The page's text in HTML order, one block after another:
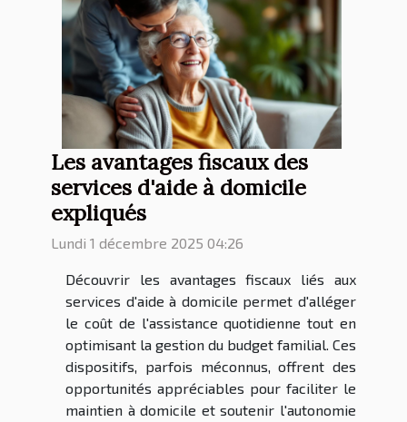
Les avantages fiscaux des
services d'aide à domicile
expliqués
Lundi 1 décembre 2025 04:26
Découvrir les avantages fiscaux liés aux
services d'aide à domicile permet d'alléger
le coût de l'assistance quotidienne tout en
optimisant la gestion du budget familial. Ces
dispositifs, parfois méconnus, offrent des
opportunités appréciables pour faciliter le
maintien à domicile et soutenir l'autonomie